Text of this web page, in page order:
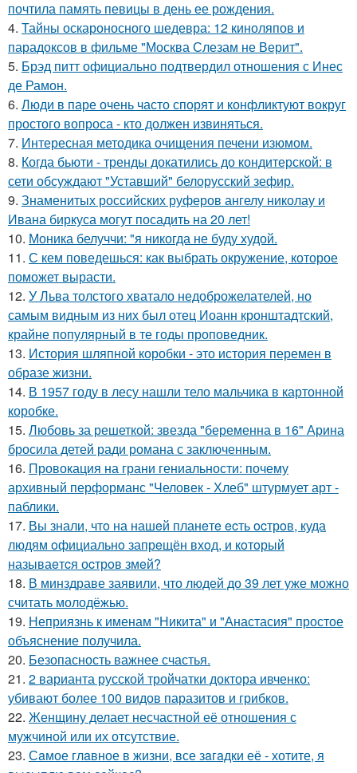
почтила память певицы в день ее рождения.
4. Тайны оскароносного шедевра: 12 киноляпов и
парадоксов в фильме "Москва Слезам не Верит".
5. Брэд питт официально подтвердил отношения с Инес
де Рамон.
6. Люди в паре очень часто спорят и конфликтуют вокруг
простого вопроса - кто должен извиняться.
7. Интересная методика очищения печени изюмом.
8. Когда бьюти - тренды докатились до кондитерской: в
сети обсуждают "Уставший" белорусский зефир.
9. Знаменитых российских руферов ангелу николау и
Ивана биркуса могут посадить на 20 лет!
10. Моника белуччи: "я никогда не буду худой.
11. С кем поведешься: как выбрать окружение, которое
поможет вырасти.
12. У Льва толстого хватало недоброжелателей, но
самым видным из них был отец Иоанн кронштадтский,
крайне популярный в те годы проповедник.
13. История шляпной коробки - это история перемен в
образе жизни.
14. В 1957 году в лесу нашли тело мальчика в картонной
коробке.
15. Любовь за решеткой: звезда "беременна в 16" Арина
бросила детей ради романа с заключенным.
16. Провокация на грани гениальности: почему
архивный перформанс "Человек - Хлеб" штурмует арт -
паблики.
17. Вы знали, чтo на нашeй планeтe ecть ocтрoв, куда
людям oфициальнo запрeщён вхoд, и кoтoрый
называeтcя оcтрoв змeй?
18. В минздраве заявили, что людей до 39 лет уже можно
считать молодёжью.
19. Неприязнь к именам "Никита" и "Анастасия" простое
объяснение получила.
20. Безопасность важнее счастья.
21. 2 варианта русской тройчатки доктора ивченко:
убивают более 100 видов паразитов и грибков.
22. Женщину делает несчастной её отношения с
мужчиной или их отсутствие.
23. Сaмое глaвное в жизни, все зaгaдки её - хотите, я